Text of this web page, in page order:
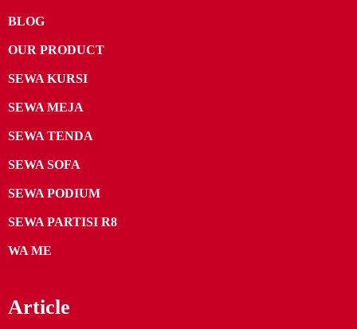
BLOG
OUR PRODUCT
SEWA KURSI
SEWA MEJA
SEWA TENDA
SEWA SOFA
SEWA PODIUM
SEWA PARTISI R8
WA ME
Article